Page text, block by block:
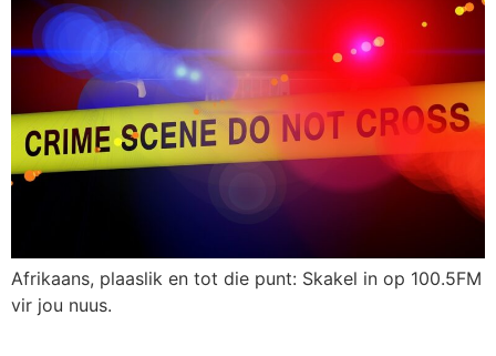
Afrikaans, plaaslik en tot die punt: Skakel in op 100.5FM
vir jou nuus.